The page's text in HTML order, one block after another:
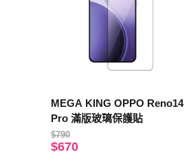
MEGA KING OPPO Reno14
Pro 滿版玻璃保護貼
$790
$670